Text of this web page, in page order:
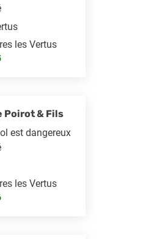
les Vertus
Poirot & Fils
est dangereux
les Vertus